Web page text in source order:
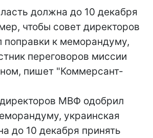
должна до 10 декабря
чтобы совет директоров
к меморандуму,
переговоров миссии
пишет "Коммерсант-
МВФ одобрил
украинская
до 10 декабря принять